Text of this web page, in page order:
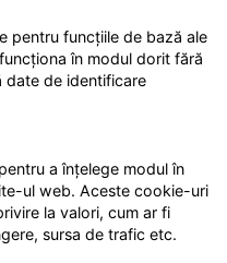
pentru funcțiile de bază ale
în modul dorit fără
date de identificare
a înțelege modul în
ul web. Aceste cookie-uri
la valori, cum ar fi
sursa de trafic etc.